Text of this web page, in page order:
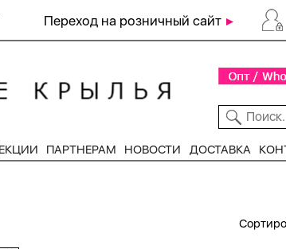
Переход на розничный сайт
ПАРТНЕРАМ НОВОСТИ ДОСТАВКА